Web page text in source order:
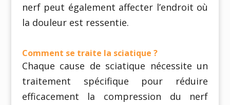
nerf peut également affecter l’endroit où
la douleur est ressentie.
Comment se traite la sciatique ?
Chaque cause de sciatique nécessite un
traitement spécifique pour réduire
efficacement la compression du nerf